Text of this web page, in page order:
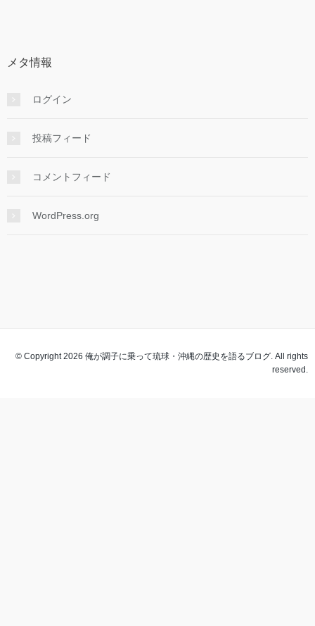
メタ情報
ログイン
投稿フィード
コメントフィード
WordPress.org
© Copyright 2026 俺が調子に乗って琉球・沖縄の歴史を語るブログ. All rights
reserved.